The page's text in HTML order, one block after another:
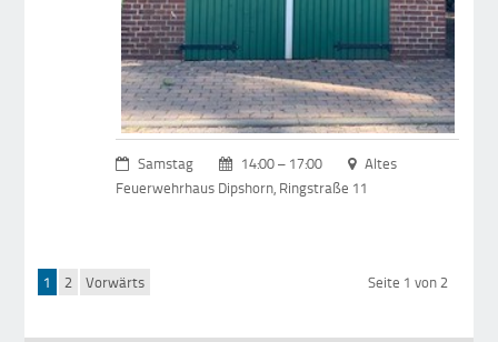
Samstag 14:00 – 17:00
Altes
Feuerwehrhaus Dipshorn, Ringstraße 11
Seite 1 von 2
1 2 Vorwärts